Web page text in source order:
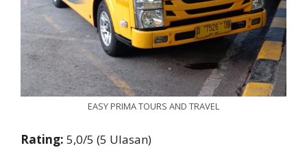
EASY PRIMA TOURS AND TRAVEL
Rating: 5,0/5 (5 Ulasan)